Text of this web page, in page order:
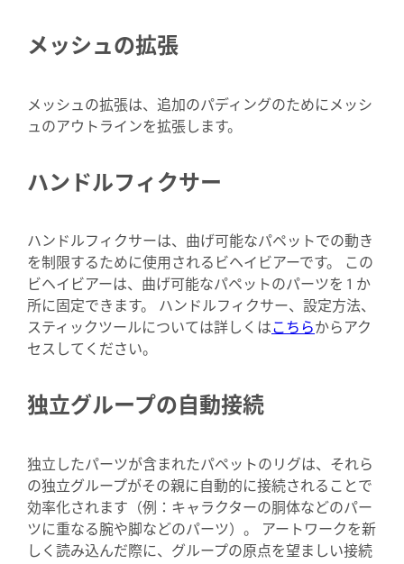
メッシュの拡張
メッシュの拡張は、追加のパディングのためにメッシ
ュのアウトラインを拡張します。
ハンドルフィクサー
ハンドルフィクサーは、曲げ可能なパペットでの動き
を制限するために使用されるビヘイビアーです。 この
ビヘイビアーは、曲げ可能なパペットのパーツを 1 か
所に固定できます。 ハンドルフィクサー、設定方法、
スティックツールについては詳しくはこちらからアク
セスしてください。
独立グループの自動接続
独立したパーツが含まれたパペットのリグは、それら
の独立グループがその親に自動的に接続されることで
効率化されます（例：キャラクターの胴体などのパー
ツに重なる腕や脚などのパーツ）。 アートワークを新
しく読み込んだ際に、グループの原点を望ましい接続